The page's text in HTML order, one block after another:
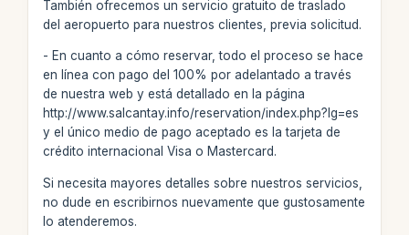
También ofrecemos un servicio gratuito de traslado
del aeropuerto para nuestros clientes, previa solicitud.
- En cuanto a cómo reservar, todo el proceso se hace
en línea con pago del 100% por adelantado a través
de nuestra web y está detallado en la página
http://www.salcantay.info/reservation/index.php?lg=es
y el único medio de pago aceptado es la tarjeta de
crédito internacional Visa o Mastercard.
Si necesita mayores detalles sobre nuestros servicios,
no dude en escribirnos nuevamente que gustosamente
lo atenderemos.